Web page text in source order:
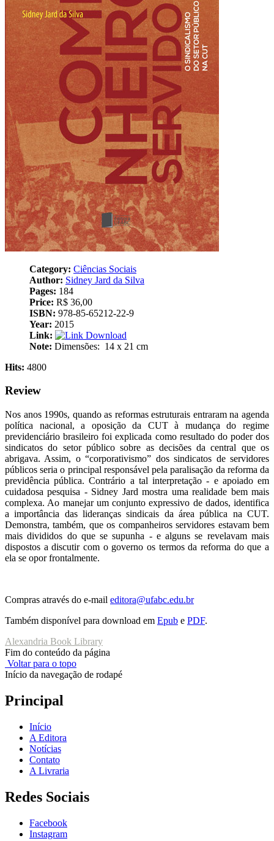
Category: Ciências Sociais
Author: Sidney Jard da Silva
Pages: 184
Price: R$ 36,00
ISBN: 978-85-65212-22-9
Year: 2015
Link:
Download
Note: Dimensões: ‎ 14 x 21 cm
Hits: 4800
Review
Nos anos 1990s, quando as reformas estruturais entraram na agenda
política nacional, a oposição da CUT à mudança do regime
previdenciário brasileiro foi explicada como resultado do poder dos
sindicatos do setor público sobre as decisões da central que os
abrigava. Assim, o “corporativismo” dos sindicatos de servidores
públicos seria o principal responsável pela paralisação da reforma da
previdência pública. Contrário a tal interpretação - e apoiado em
cuidadosa pesquisa - Sidney Jard mostra uma realidade bem mais
complexa. Ao manejar um conjunto expressivo de dados, identifica
a importância das lideranças sindicais da área pública na CUT.
Demonstra, também, que os companheiros servidores estavam bem
mais divididos do que se supunha - e alguns se revelavam mais
dispostos a discutir com o governo os termos da reforma do que a
ela se opor frontalmente.
Compras através do e-mail editora@ufabc.edu.br
Também disponível para download em Epub e PDF.
Alexandria Book Library
Fim do conteúdo da página
Voltar para o topo
Início da navegação de rodapé
Principal
Início
A Editora
Notícias
Contato
A Livraria
Redes Sociais
Facebook
Instagram